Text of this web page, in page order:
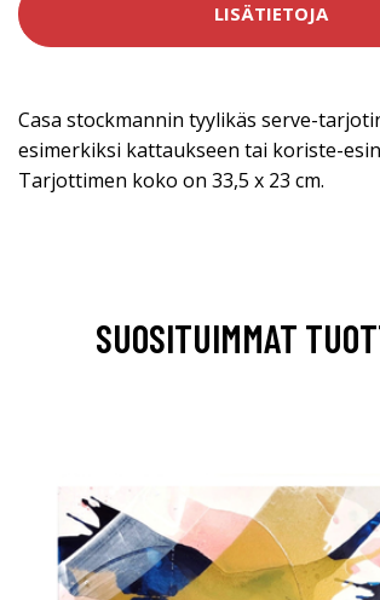
LISÄTIETOJA
Casa stockmannin tyylikäs serve-
esimerkiksi kattaukseen tai koriste-
Tarjottimen koko on 33,5 x 23 cm.
SUOSITUIMMAT